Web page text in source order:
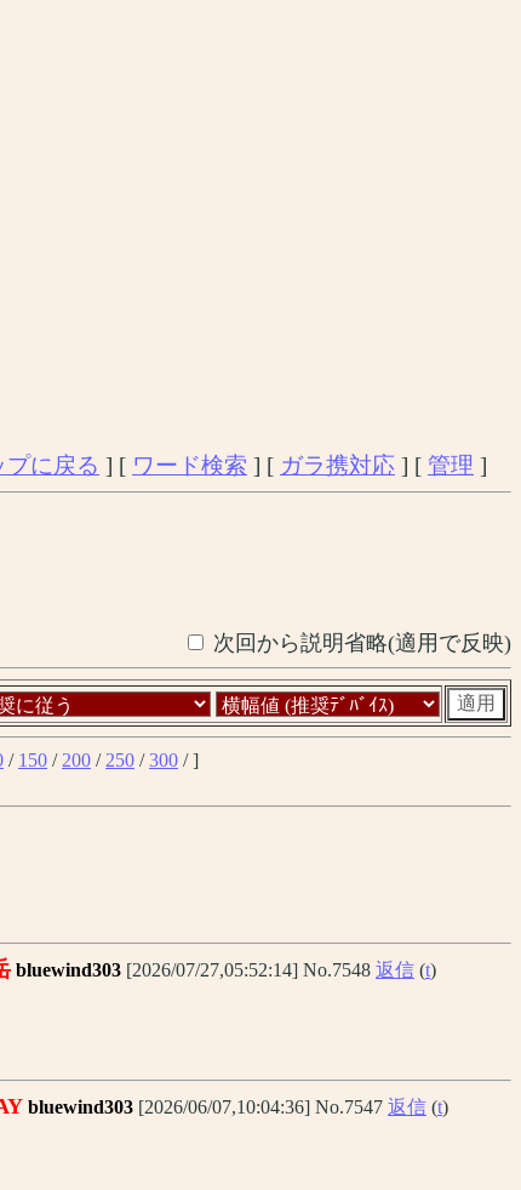
プに戻る ] [ ワード検索 ] [ ガラ携対応 ] [ 管理 ]
次回から説明省略(適用で反映)
/ 150 / 200 / 250 /300 / ]
bluewind303 [2026/07/27,05:52:14] No.7548 返信 (t)
bluewind303 [2026/06/07,10:04:36] No.7547 返信 (t)